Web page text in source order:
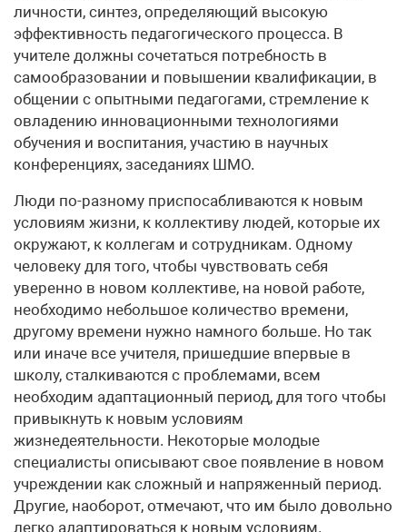
личности, синтез, определяющий высокую
эффективность педагогического процесса. В
учителе должны сочетаться потребность в
самообразовании и повышении квалификации, в
общении с опытными педагогами, стремление к
овладению инновационными технологиями
обучения и воспитания, участию в научных
конференциях, заседаниях ШМО.
Люди по-разному приспосабливаются к новым
условиям жизни, к коллективу людей, которые их
окружают, к коллегам и сотрудникам. Одному
человеку для того, чтобы чувствовать себя
уверенно в новом коллективе, на новой работе,
необходимо небольшое количество времени,
другому времени нужно намного больше. Но так
или иначе все учителя, пришедшие впервые в
школу, сталкиваются с проблемами, всем
необходим адаптационный период, для того чтобы
привыкнуть к новым условиям
жизнедеятельности. Некоторые молодые
специалисты описывают свое появление в новом
учреждении как сложный и напряженный период.
Другие, наоборот, отмечают, что им было довольно
легко адаптироваться к новым условиям.